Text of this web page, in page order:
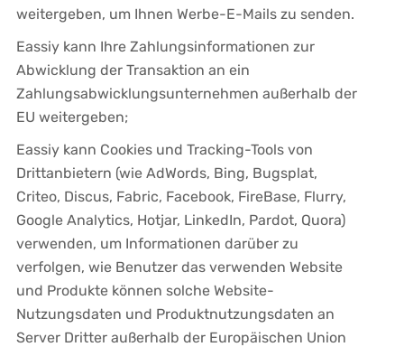
weitergeben, um Ihnen Werbe-E-Mails zu senden.
Eassiy kann Ihre Zahlungsinformationen zur
Abwicklung der Transaktion an ein
Zahlungsabwicklungsunternehmen außerhalb der
EU weitergeben;
Eassiy kann Cookies und Tracking-Tools von
Drittanbietern (wie AdWords, Bing, Bugsplat,
Criteo, Discus, Fabric, Facebook, FireBase, Flurry,
Google Analytics, Hotjar, LinkedIn, Pardot, Quora)
verwenden, um Informationen darüber zu
verfolgen, wie Benutzer das verwenden Website
und Produkte können solche Website-
Nutzungsdaten und Produktnutzungsdaten an
Server Dritter außerhalb der Europäischen Union